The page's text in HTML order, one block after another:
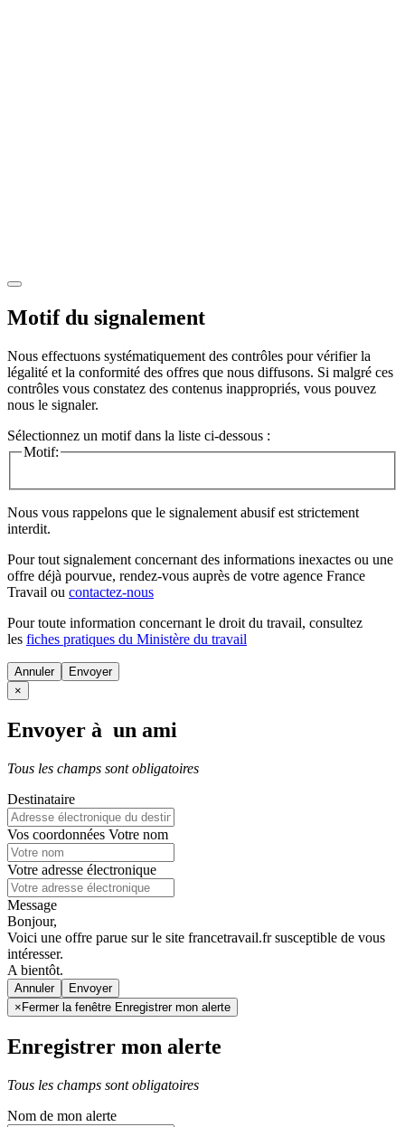
Motif du signalement
Nous effectuons systématiquement des contrôles pour vérifier la
légalité et la conformité des offres que nous diffusons. Si malgré ces
contrôles vous constatez des contenus inappropriés, vous pouvez
nous le signaler.
Sélectionnez un motif dans la liste ci-dessous :
Motif:
Nous vous rappelons que le signalement abusif est strictement
interdit.
Pour tout signalement concernant des informations inexactes ou une
offre déjà pourvue, rendez-vous auprès de votre agence France
Travail ou contactez-nous
Pour toute information concernant le droit du travail, consultez
les fiches pratiques du Ministère du travail
Annuler
×
Envoyer à un ami
Tous les champs sont obligatoires
Destinataire
Vos coordonnées Votre nom
Votre adresse électronique
Message
Bonjour,
Voici une offre parue sur le site francetravail.fr susceptible de vous
intéresser.
A bientôt.
Annuler
× Fermer la fenêtre Enregistrer mon alerte
Enregistrer mon alerte
Tous les champs sont obligatoires
Nom de mon alerte